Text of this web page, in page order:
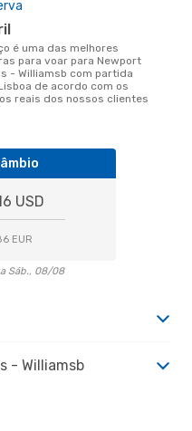
para voar para Newport
- Williamsb com partida
de acordo com os
reais dos nossos clientes
USD
EUR
Sáb., 08/08
- Williamsb